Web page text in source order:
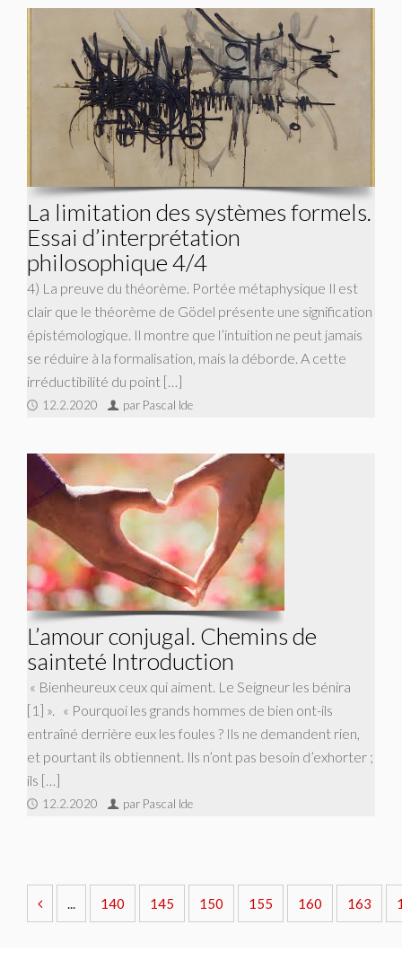
La limitation des systèmes formels.
Essai d’interprétation
philosophique 4/4
4) La preuve du théorème. Portée métaphysique Il est
clair que le théorème de Gödel présente une signification
épistémologique. Il montre que l’intuition ne peut jamais
se réduire à la formalisation, mais la déborde. A cette
irréductibilité du point […]
12.2.2020 par Pascal Ide
L’amour conjugal. Chemins de
sainteté Introduction
« Bienheureux ceux qui aiment. Le Seigneur les bénira
[1] ». « Pourquoi les grands hommes de bien ont-ils
entraîné derrière eux les foules ? Ils ne demandent rien,
et pourtant ils obtiennent. Ils n’ont pas besoin d’exhorter ;
ils […]
12.2.2020 par Pascal Ide
... 140 145 150 155 160 163